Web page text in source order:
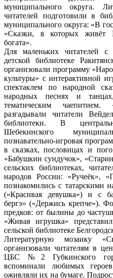
муниципального округа.
читателей подготовили в
муниципального округа: «В
«Сказки, в которых живёт
богата».
Для маленьких читателей с
детской библиотеке
организовали программу
культуры» с интерактивной
спектаклем по народной
народных песнях и
тематическим
разгадывали читатели
библиотеки. В
Шебекинского
познавательно-игровая
в сказках, пословицах и
«Бабушкин сундучок»,
сельских библиотеках,
народов России: «Ручеёк»,
познакомились с татарскими
(«Красивая девушка») и с
бергэ» («Держись крепче»).
предков: от былины до
«Живая игрушка»
сельской библиотеке
Литературную мозаику
организовали читателям в
ЦБС №2 Губкинского
вспоминали любимых
оживляли их на бумаге.